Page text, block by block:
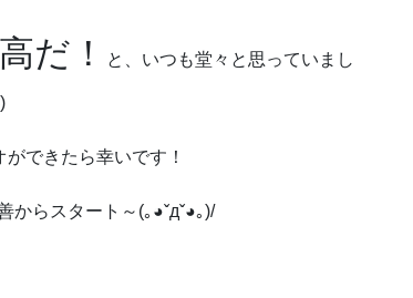
だ！ と、いつも堂々と思っていまし
できたら幸いです！
からスタート～(｡◕ˇдˇ​◕｡)/